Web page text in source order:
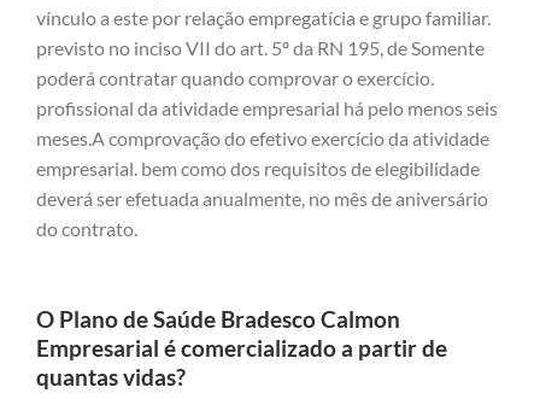
vínculo a este por relação empregatícia e grupo familiar.
previsto no inciso VII do art. 5º da RN 195, de Somente
poderá contratar quando comprovar o exercício.
profissional da atividade empresarial há pelo menos seis
meses.A comprovação do efetivo exercício da atividade
empresarial. bem como dos requisitos de elegibilidade
deverá ser efetuada anualmente, no mês de aniversário
do contrato.
O Plano de Saúde Bradesco Calmon
Empresarial é comercializado a partir de
quantas vidas?